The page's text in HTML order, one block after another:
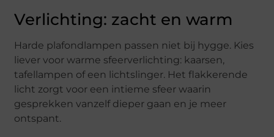
Verlichting: zacht en warm
Harde plafondlampen passen niet bij hygge. Kies
liever voor warme sfeerverlichting: kaarsen,
tafellampen of een lichtslinger. Het flakkerende
licht zorgt voor een intieme sfeer waarin
gesprekken vanzelf dieper gaan en je meer
ontspant.